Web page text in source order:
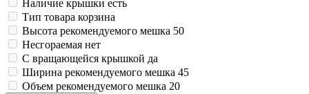
Наличие крышки есть
Тип товара корзина
Высота рекомендуемого мешка 50
Несгораемая нет
С вращающейся крышкой да
Ширина рекомендуемого мешка 45
Объем рекомендуемого мешка 20